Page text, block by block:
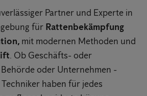
Partner und Experte in
für Rattenbekämpfung
mit modernen Methoden und
. Ob Geschäfts- oder
oder Unternehmen -
haben für jedes